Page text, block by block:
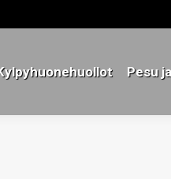
Pesu
Pesu